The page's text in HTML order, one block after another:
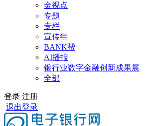
金视点
专题
专栏
宣传年
BANK帮
AI播报
银行业数字金融创新成果展
全部
登录 注册
退出登录